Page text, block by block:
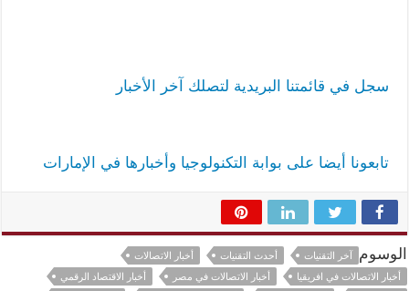
سجل في قائمتنا البريدية لتصلك آخر الأخبار
تابعونا أيضا على بوابة التكنولوجيا وأخبارها في الإمارات
الوسوم آخر التقنيات أحدث التقنيات
أخبار الاتصالات
أخبار الاتصالات في افريقيا
أخبار الاتصالات في مصر
أخبار الاقتصاد الرقمي